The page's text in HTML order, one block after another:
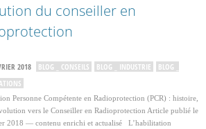
du conseiller en
2018 BLOG _ CONSEILS BLOG _ INDUSTRIE
BLOG _
Personne Compétente en Radioprotection (PCR) : histoire,
vers le Conseiller en Radioprotection Article publié le
2018 — contenu enrichi et actualisé L’habilitation